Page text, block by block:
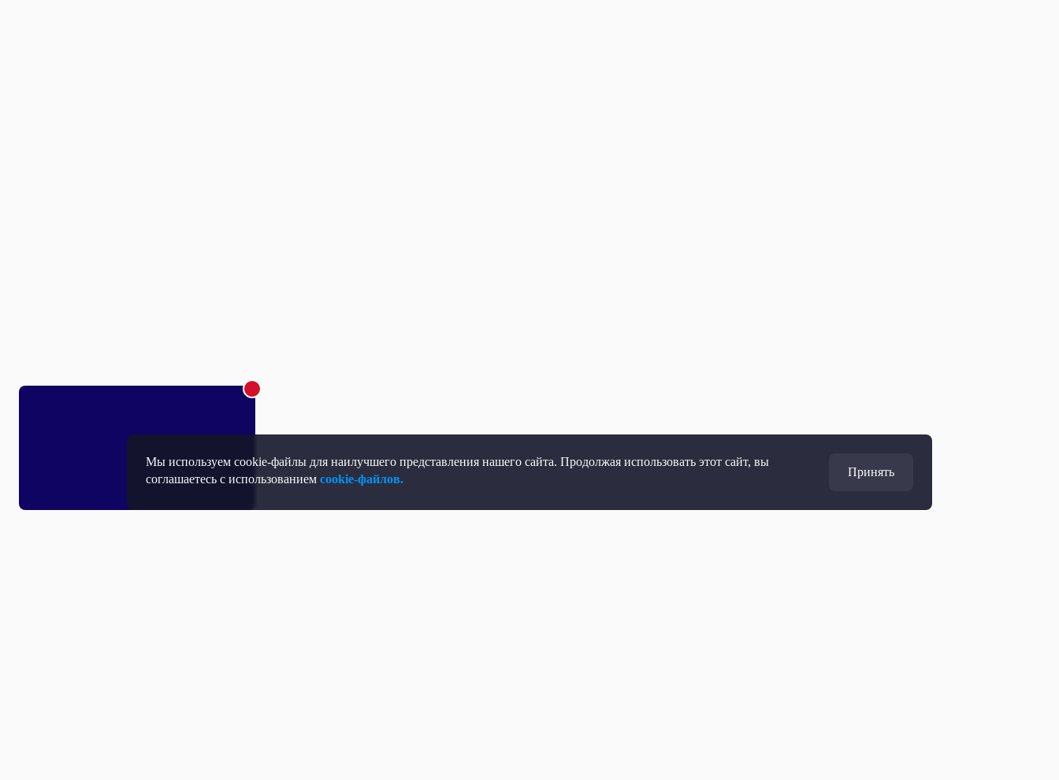
Мы используем cookie-файлы для наилучшего представления нашего сайта. Продолжая использовать этот сайт, вы
соглашаетесь с использованиемcookie-файлов.
Принять